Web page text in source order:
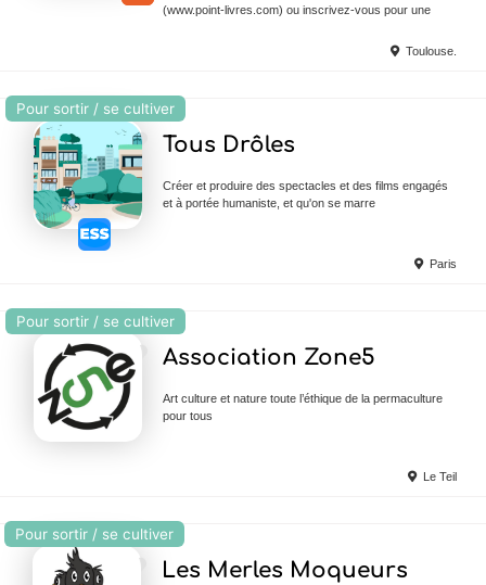
(www.point-livres.com) ou inscrivez-vous pour une
Toulouse.
Pour sortir / se cultiver
Tous Drôles
Créer et produire des spectacles et des films engagés
et à portée humaniste, et qu'on se marre
Paris
Pour sortir / se cultiver
Association Zone5
Art culture et nature toute l’éthique de la permaculture
pour tous
Le Teil
Pour sortir / se cultiver
Les Merles Moqueurs